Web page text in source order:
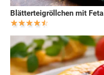
Blätterteigröllchen mit Feta